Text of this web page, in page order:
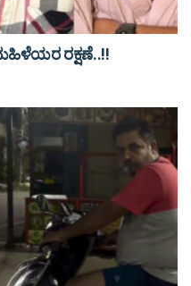
ರಕ್ಷಣೆ..!!